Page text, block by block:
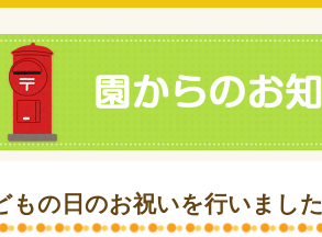
もの日のお祝いを行いました